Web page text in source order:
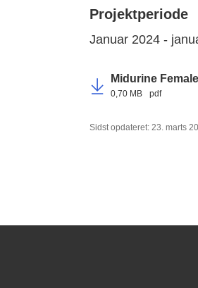
Projektperiode
Januar 2024 -
Midurine
0,70 MB pdf
Sidst opdateret: 23. marts